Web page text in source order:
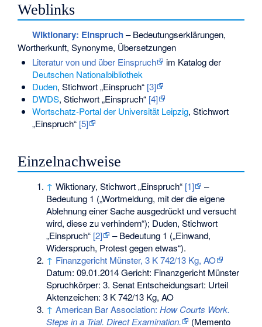
Weblinks
Wiktionary: Einspruch– Bedeutungserklärungen,
Wortherkunft, Synonyme, Übersetzungen
Literatur von und über Einspruch
im Katalog der
Deutschen Nationalbibliothek
Duden, Stichwort „Einspruch“ [3]
DWDS, Stichwort „Einspruch“ [4]
Wortschatz-Portal der Universität Leipzig, Stichwort
„Einspruch“ [5]
Einzelnachweise
↑ Wiktionary, Stichwort „Einspruch“ [1]
–
Bedeutung 1 („Wortmeldung, mit der die eigene
Ablehnung einer Sache ausgedrückt und versucht
wird, diese zu verhindern“); Duden, Stichwort
„Einspruch“ [2]
– Bedeutung 1 („Einwand,
Widerspruch, Protest gegen etwas“).
↑ Finanzgericht Münster, 3 K 742/13 Kg, AO
Datum: 09.01.2014 Gericht: Finanzgericht Münster
Spruchkörper: 3. Senat Entscheidungsart: Urteil
Aktenzeichen: 3 K 742/13 Kg, AO
↑ American Bar Association:How Courts Work.
Steps in a Trial. Direct Examination.
(Memento